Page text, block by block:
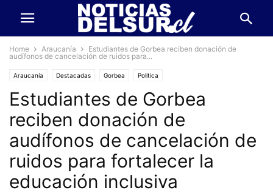
Home Araucanía
Estudiantes de Gorbea reciben donación de
audífonos de cancelación de ruidos para...
Araucanía Destacadas Gorbea Politica
Estudiantes de Gorbea
reciben donación de
audífonos de cancelación de
ruidos para fortalecer la
educación inclusiva